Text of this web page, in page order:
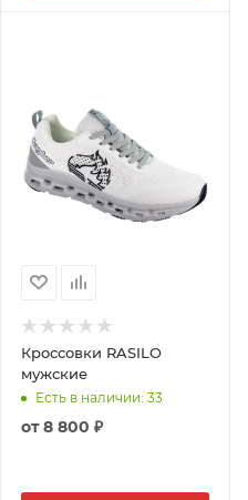
Кроссовки RASILO
мужские
Есть в наличии: 33
от8 800 ₽